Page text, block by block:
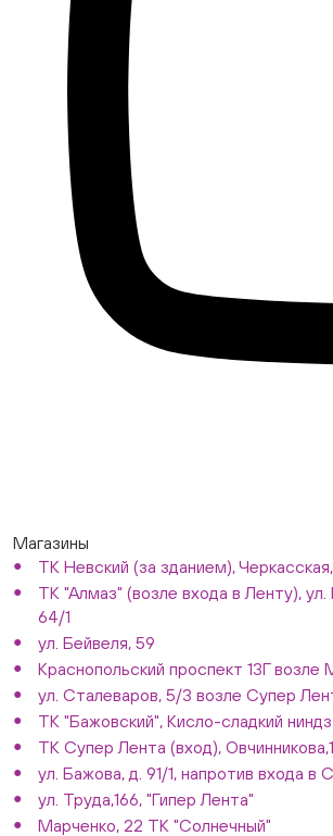
Магазины
ТК Невский (за зданием),
ТК "Алмаз" (возле входа в Ленту),
64/1
ул. Бейвеля, 59
Краснопольский проспект 13Г возле
ул. Сталеваров, 5/3 возле Супер
ТК "Бажовский", Кисло-сладкий
ТК Супер Лента (вход),
ул. Бажова, д. 91/1, напротив входа в
ул. Труда,166, "Гипер Лента"
Марченко, 22 ТК "Солнечный"